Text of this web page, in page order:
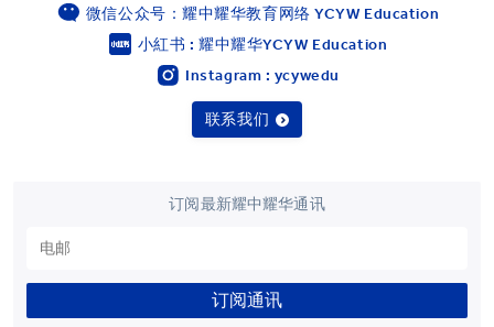
微信公众号：耀中耀华教育网络 YCYW Education
小紅书 : 耀中耀华YCYW Education
Instagram : ycywedu
联系我们
订阅最新耀中耀华通讯
订阅通讯